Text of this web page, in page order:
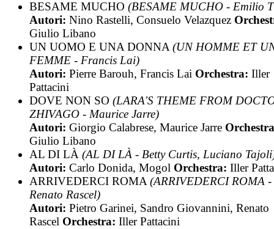
BESAME MUCHO (BESAME MUCHO - Emilio
Autori: Nino Rastelli, Consuelo Velazquez
Giulio Libano
UN UOMO E UNA DONNA(UN HOMME ET
FEMME - Francis Lai)
Autori: Pierre Barouh, Francis Lai Orchestra: Iller
Pattacini
DOVE NON SO (LARA'S THEME FROM
ZHIVAGO - Maurice Jarre)
Autori: Giorgio Calabrese, Maurice Jarre
Giulio Libano
AL DI LÀ (AL DI LÀ - Betty Curtis, Luciano
Autori: Carlo Donida, Mogol Orchestra: Iller
ARRIVEDERCI ROMA(ARRIVEDERCI ROMA -
Renato Rascel)
Autori: Pietro Garinei, Sandro Giovannini, Renato
Rascel Orchestra: Iller Pattacini